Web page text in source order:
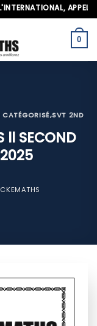
APPELEZ-
0
,SVT 2ND
ll SECOND